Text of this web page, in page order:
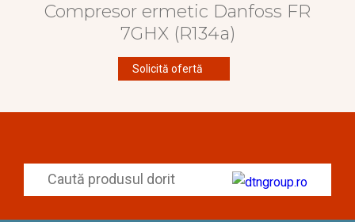
Compresor ermetic Danfoss FR
7GHX (R134a)
Solicită ofertă